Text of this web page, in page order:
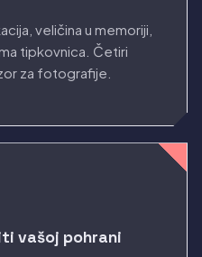
veličina u memoriji,
tipkovnica. Četiri
za fotografije.
vašoj pohrani